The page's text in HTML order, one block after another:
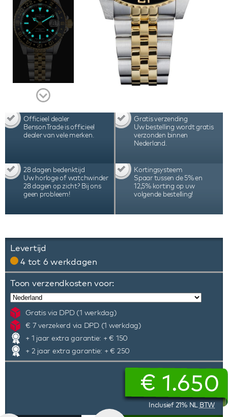
Officieel dealer
BensonTrade is officieel
dealer van vele merken.
Gratis verzending
Uw bestelling wordt gratis
verzonden binnen
Nederland.
28 dagen bedenktijd
Uw horloge of watchwinder
28 dagen op zicht? Bij ons
geen probleem!
Kortingsysteem
Spaar tussen de 5% en
12,5% korting op uw
volgende bestelling!
Levertijd
4 tot 6 werkdagen
Toon verzendkosten voor:
Gratis via DPD (1 werkdag)
€ 7 verzekerd via DPD (1 werkdag)
+ 1 jaar extra garantie: + € 150
+ 2 jaar extra garantie: + € 250
€ 1.650
Inclusief 21% NL BTW